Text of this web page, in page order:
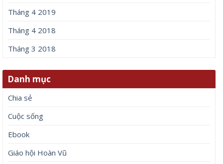
Tháng 4 2019
Tháng 4 2018
Tháng 3 2018
Danh mục
Chia sẻ
Cuộc sống
Ebook
Giáo hội Hoàn Vũ